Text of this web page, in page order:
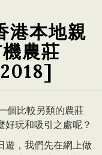
本地親
農莊
個比較另類的農莊
玩和吸引之處呢？
遊，我們先在網上做